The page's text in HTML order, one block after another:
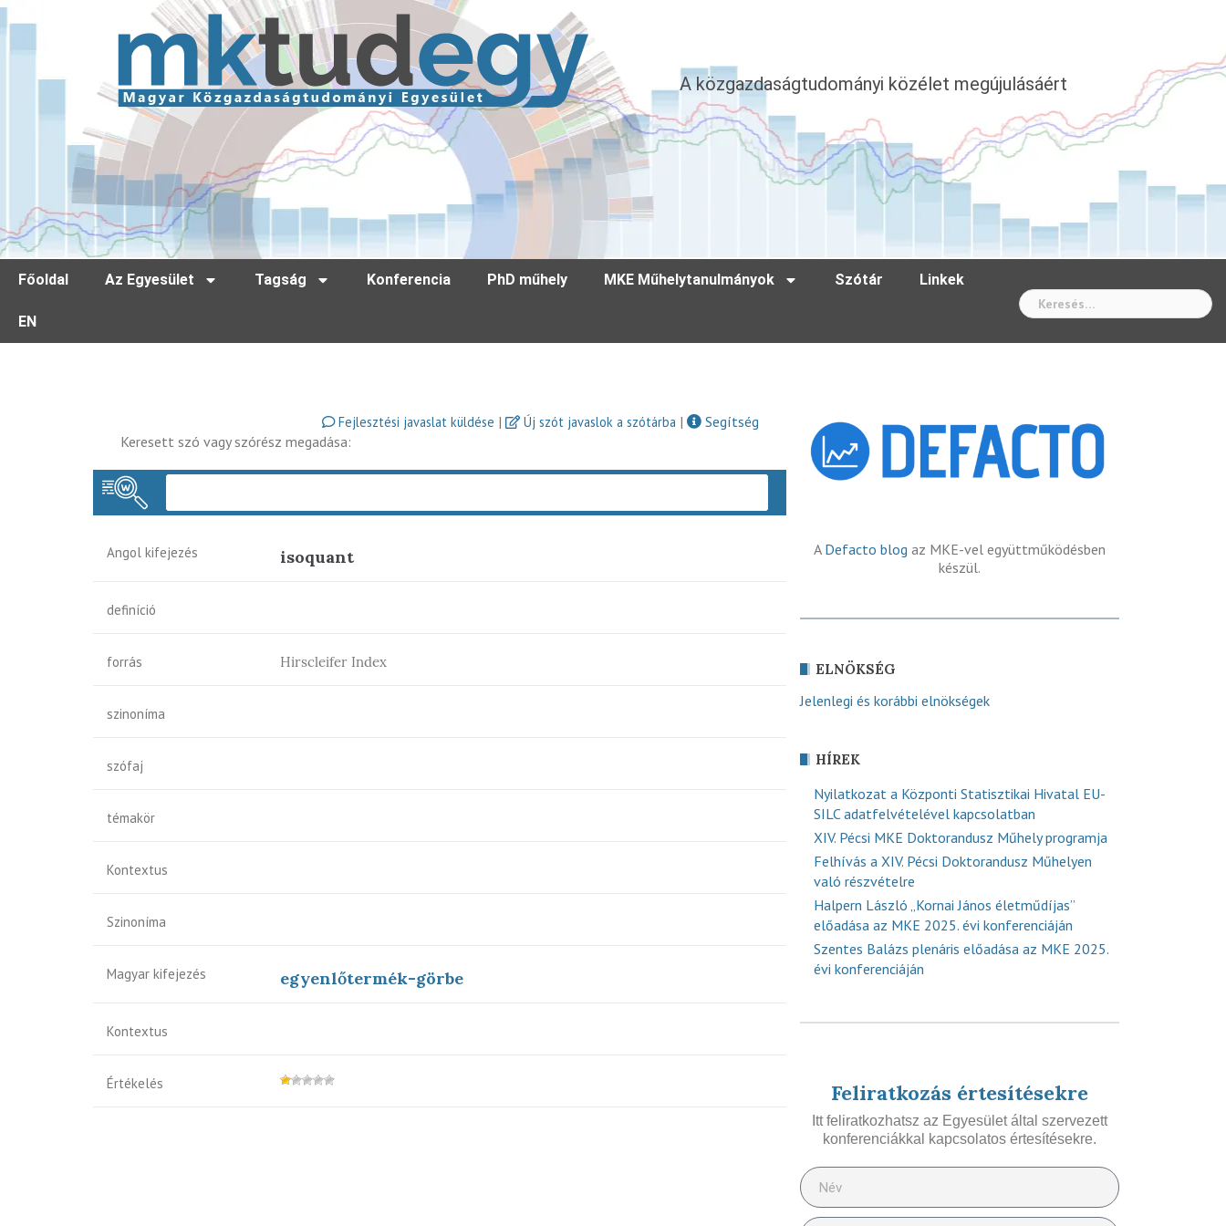
A közgazdaságtudományi közélet megújulásáért
Főoldal Az Egyesület Tagság Konferencia PhD műhely MKE Műhelytanulmányok Szótár Linkek
EN
Fejlesztési javaslat küldése | Új szót javaslok a szótárba |
Segítség
Keresett szó vagy szórész megadása:
Angol kifejezés isoquant
definíció
forrás Hirscleifer Index
szinoníma
szófaj
témakör
Kontextus
Szinoníma
Magyar kifejezés egyenlőtermék-görbe
Kontextus
Értékelés
A Defacto blog az MKE-vel együttműködésben
készül.
ELNÖKSÉG
Jelenlegi és korábbi elnökségek
HÍREK
Nyilatkozat a Központi Statisztikai Hivatal EU-
SILC adatfelvételével kapcsolatban
XIV. Pécsi MKE Doktorandusz Műhely programja
Felhívás a XIV. Pécsi Doktorandusz Műhelyen
való részvételre
Halpern László „Kornai János életműdíjas”
előadása az MKE 2025. évi konferenciáján
Szentes Balázs plenáris előadása az MKE 2025.
évi konferenciáján
Feliratkozás értesítésekre
Itt feliratkozhatsz az Egyesület által szervezett
konferenciákkal kapcsolatos értesítésekre.